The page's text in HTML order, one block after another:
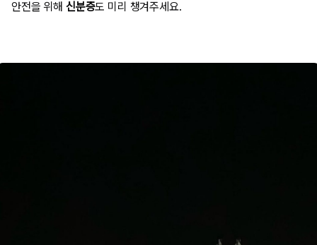
안전을 위해 신분증도 미리 챙겨주세요.